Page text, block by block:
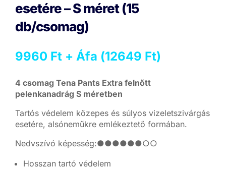
esetére – S méret (15
db/csomag)
9960 Ft + Áfa (12649 Ft)
4 csomag Tena Pants Extra felnőtt
pelenkanadrág S méretben
Tartós védelem közepes és súlyos vizeletszivárgás
esetére, alsóneműkre emlékeztető formában.
Nedvszívó képesség:●●●●●●○○
Hosszan tartó védelem